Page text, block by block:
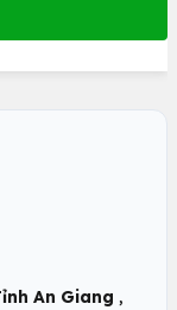
An Giang ,